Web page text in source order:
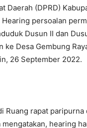
Daerah (DPRD)
persoalan
Dusun II dan
ke Desa Gembung
26 September 2022.
Ruang rapat paripurna
mengatakan, hearing